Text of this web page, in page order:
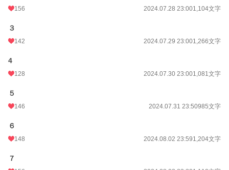
156 2024.07.28 23:001,104文字
３
142 2024.07.29 23:001,266文字
4
128 2024.07.30 23:001,081文字
５
146 2024.07.31 23:50985文字
６
148 2024.08.02 23:591,204文字
７